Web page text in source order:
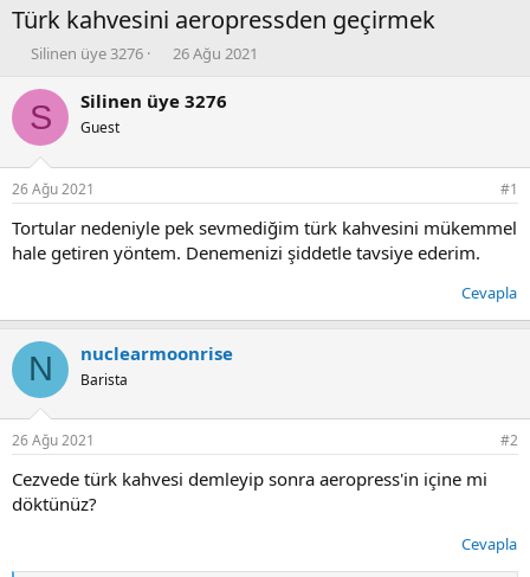
Türk kahvesini aeropressden geçirmek
K
n
u
u
b
a
ş
a
Silinen üye 3276
B
ş
ı
ç
a
i
26 Ağu 2021
S Silinen üye 3276
Guest
26 Ağu 2021 #1
Tortular nedeniyle pek sevmediğim türk kahvesini mükemmel
hale getiren yöntem. Denemenizi şiddetle tavsiye ederim.
Cevapla
N nuclearmoonrise
Barista
26 Ağu 2021 #2
Cezvede türk kahvesi demleyip sonra aeropress'in içine mi
döktünüz?
Cevapla